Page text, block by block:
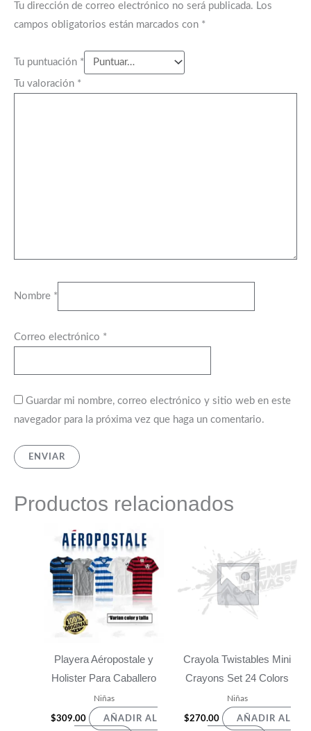
Tu dirección de correo electrónico no será publicada. Los
campos obligatorios están marcados con *
Tu puntuación *
Tu valoración *
Nombre *
Correo electrónico *
Guardar mi nombre, correo electrónico y sitio web en este
navegador para la próxima vez que haga un comentario.
Productos relacionados
Playera Aéropostale y
Holister Para Caballero
Niñas
$309.00 AÑADIR AL
Crayola Twistables Mini
Crayons Set 24 Colors
Niñas
$270.00 AÑADIR AL